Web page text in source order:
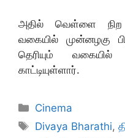
அதில் வெள்ளை நிற
வகையில் முன்னழகு
தெரியும்
காட்டியுள்ளார்.
Categories
Cinema
Tags
Divaya Bharathi,